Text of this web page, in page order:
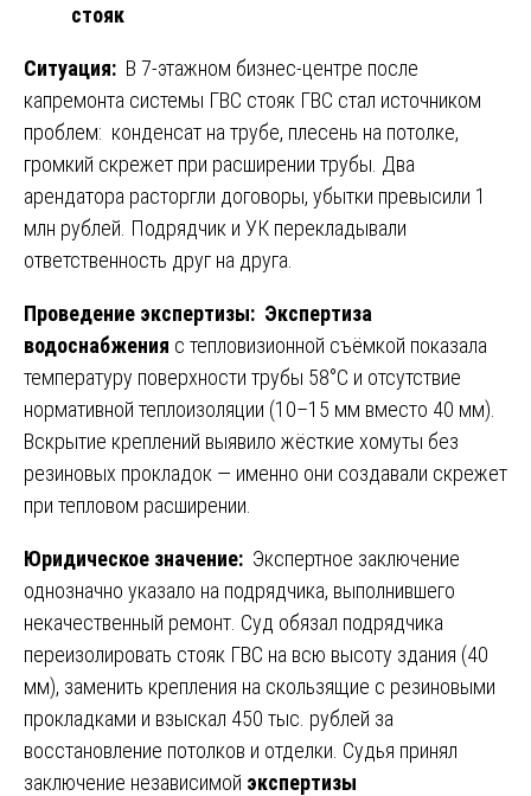
стояк
Ситуация: В 7-этажном бизнес-центре после
капремонта системы ГВС стояк ГВС стал источником
проблем: конденсат на трубе, плесень на потолке,
громкий скрежет при расширении трубы. Два
арендатора расторгли договоры, убытки превысили 1
млн рублей. Подрядчик и УК перекладывали
ответственность друг на друга.
Проведение экспертизы: Экспертиза
водоснабжения с тепловизионной съёмкой показала
температуру поверхности трубы 58°С и отсутствие
нормативной теплоизоляции (10–15 мм вместо 40 мм).
Вскрытие креплений выявило жёсткие хомуты без
резиновых прокладок — именно они создавали скрежет
при тепловом расширении.
Юридическое значение: Экспертное заключение
однозначно указало на подрядчика, выполнившего
некачественный ремонт. Суд обязал подрядчика
переизолировать стояк ГВС на всю высоту здания (40
мм), заменить крепления на скользящие с резиновыми
прокладками и взыскал 450 тыс. рублей за
восстановление потолков и отделки. Судья принял
заключение независимой экспертизы